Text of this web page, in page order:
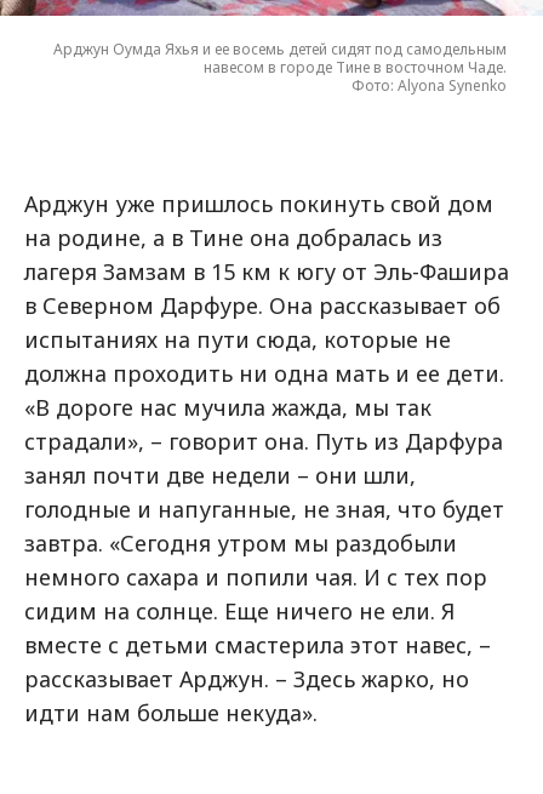
Арджун Оумда Яхья и ее восемь детей сидят под самодельным
навесом в городе Тине в восточном Чаде.
Фото: Alyona Synenko
Арджун уже пришлось покинуть свой дом
на родине, а в Тине она добралась из
лагеря Замзам в 15 км к югу от Эль-Фашира
в Северном Дарфуре. Она рассказывает об
испытаниях на пути сюда, которые не
должна проходить ни одна мать и ее дети.
«В дороге нас мучила жажда, мы так
страдали», – говорит она. Путь из Дарфура
занял почти две недели – они шли,
голодные и напуганные, не зная, что будет
завтра. «Сегодня утром мы раздобыли
немного сахара и попили чая. И с тех пор
сидим на солнце. Еще ничего не ели. Я
вместе с детьми смастерила этот навес, –
рассказывает Арджун. – Здесь жарко, но
идти нам больше некуда».